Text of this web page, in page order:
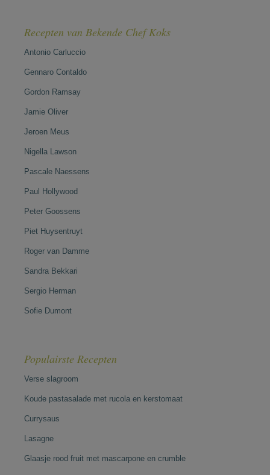
Recepten van Bekende Chef Koks
Antonio Carluccio
Gennaro Contaldo
Gordon Ramsay
Jamie Oliver
Jeroen Meus
Nigella Lawson
Pascale Naessens
Paul Hollywood
Peter Goossens
Piet Huysentruyt
Roger van Damme
Sandra Bekkari
Sergio Herman
Sofie Dumont
Populairste Recepten
Verse slagroom
Koude pastasalade met rucola en kerstomaat
Currysaus
Lasagne
Glaasje rood fruit met mascarpone en crumble